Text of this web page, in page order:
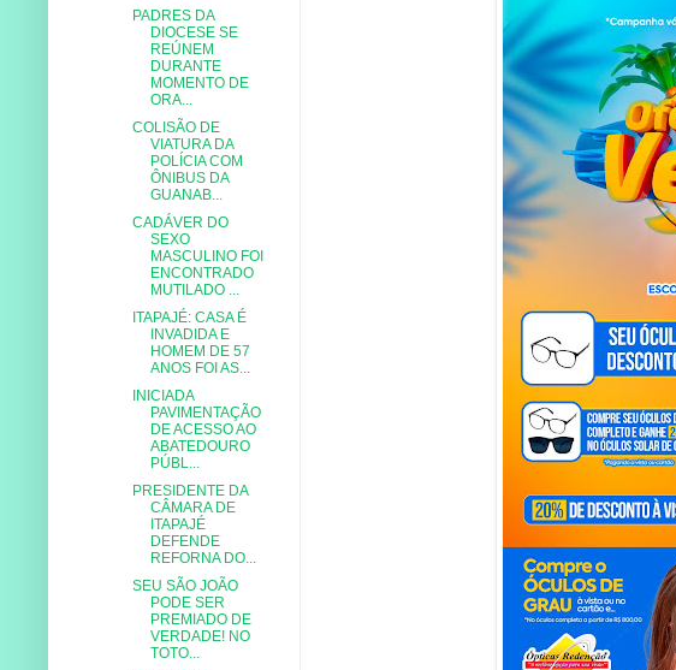
PADRES DA
DIOCESE SE
REÚNEM
DURANTE
MOMENTO DE
ORA...
COLISÃO DE
VIATURA DA
POLÍCIA COM
ÔNIBUS DA
GUANAB...
CADÁVER DO
SEXO
MASCULINO FOI
ENCONTRADO
MUTILADO ...
ITAPAJÉ: CASA É
INVADIDA E
HOMEM DE 57
ANOS FOI AS...
INICIADA
PAVIMENTAÇÃO
DE ACESSO AO
ABATEDOURO
PÚBL...
PRESIDENTE DA
CÂMARA DE
ITAPAJÉ
DEFENDE
REFORNA DO...
SEU SÃO JOÃO
PODE SER
PREMIADO DE
VERDADE! NO
TOTO...